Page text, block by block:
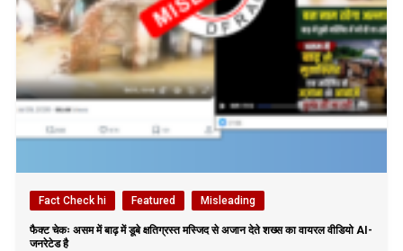
Fact Check hi Featured Misleading
फैक्ट चेकः असम में बाढ़ में डूबे क्षतिग्रस्त मस्जिद से अजान देते शख्स का वायरल वीडियो AI-
जनरेटेड है